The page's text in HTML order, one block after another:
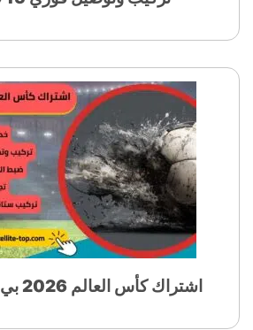
اشتراك كأس العالم 2026 بي ان سبورت